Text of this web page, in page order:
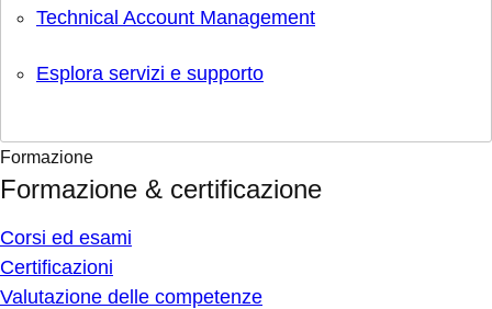
Technical Account Management
Esplora servizi e supporto
Formazione
Formazione & certificazione
Corsi ed esami
Certificazioni
Valutazione delle competenze